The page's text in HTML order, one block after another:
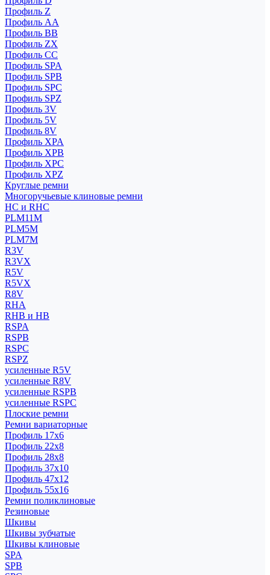
Профиль Z
Профиль АА
Профиль BB
Профиль ZX
Профиль CC
Профиль SPA
Профиль SPB
Профиль SPC
Профиль SPZ
Профиль 3V
Профиль 5V
Профиль 8V
Профиль XPA
Профиль XPB
Профиль XPC
Профиль XPZ
Круглые ремни
Многоручьевые клиновые ремни
HC и RHC
PLM11M
PLM5M
PLM7M
R3V
R3VX
R5V
R5VX
R8V
RHA
RHB и HB
RSPA
RSPB
RSPC
RSPZ
усиленные R5V
усиленные R8V
усиленные RSPB
усиленные RSPC
Плоские ремни
Ремни вариаторные
Профиль 17x6
Профиль 22x8
Профиль 28x8
Профиль 37x10
Профиль 47x12
Профиль 55x16
Ремни поликлиновые
Резиновые
Шкивы
Шкивы зубчатые
Шкивы клиновые
SPA
SPB